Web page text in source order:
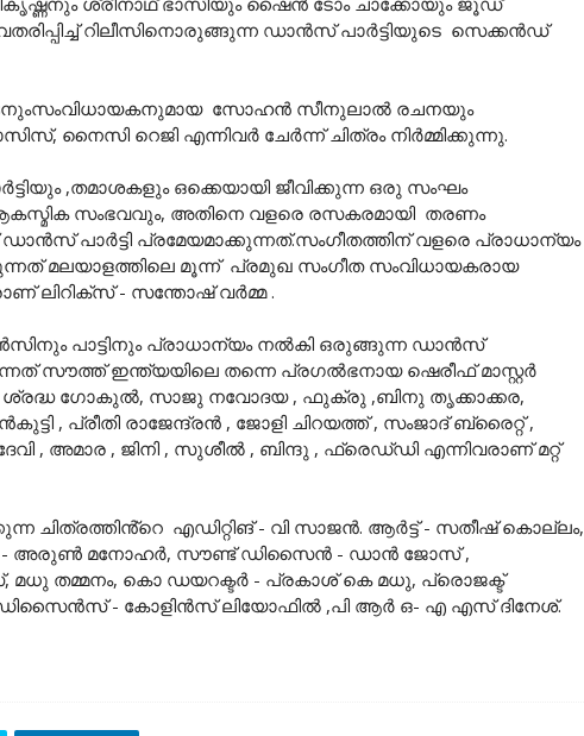
റിലീസിനൊരുങ്ങുന്ന ഡാൻസ് പാർട്ടിയുടെ സെക്കൻഡ്‌
സോഹൻ സീനുലാൽ രചനയും
നൈസി റെജി എന്നിവർ ചേർന്ന് ചിത്രം നിർമ്മിക്കുന്നു.
,തമാശകളും ഒക്കെയായി ജീവിക്കുന്ന ഒരു സംഘം
സംഭവവും, അതിനെ വളരെ രസകരമായി തരണം
പാർട്ടി പ്രമേയമാക്കുന്നത്.സംഗീതത്തിന് വളരെ പ്രാധാന്യം
മലയാളത്തിലെ മൂന്ന് പ്രമുഖ സംഗീത സംവിധായകരായ
ലിറിക്സ് - സന്തോഷ്‌ വർമ്മ .
പാട്ടിനും പ്രാധാന്യം നൽകി ഒരുങ്ങുന്ന ഡാൻസ്
സൗത്ത് ഇന്ത്യയിലെ തന്നെ പ്രഗൽഭനായ ഷെരീഫ് മാസ്റ്റർ
ശ്രദ്ധ ഗോകുൽ, സാജു നവോദയ , ഫുക്രു ,ബിനു തൃക്കാക്കര,
, പ്രീതി രാജേന്ദ്രൻ , ജോളി ചിറയത്ത് , സംജാദ് ബ്രൈറ്റ് ,
, അമാര , ജിനി , സുശീൽ , ബിന്ദു , ഫ്രെഡ്‌ഡി എന്നിവരാണ് മറ്റ്
ചിത്രത്തിൻ്റെ എഡിറ്റിങ് - വി സാജൻ. ആർട്ട്‌ - സതീഷ് കൊല്ലം,
- അരുൺ മനോഹർ, സൗണ്ട് ഡിസൈൻ - ഡാൻ ജോസ് ,
തമ്മനം, കൊ ഡയറക്ടർ - പ്രകാശ് കെ മധു, പ്രൊജക്ട്
- കോളിൻസ് ലിയോഫിൽ ,പി ആർ ഒ- എ എസ് ദിനേശ്.